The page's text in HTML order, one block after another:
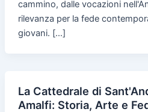
cammino, dalle vocazioni
rilevanza per la fede
giovani. […]
La Cattedrale di
Amalfi: Storia, Arte e